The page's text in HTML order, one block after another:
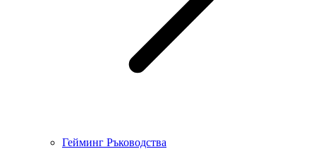
Гейминг Ръководства